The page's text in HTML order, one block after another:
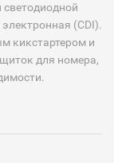
(CDI).
кикстартером и
для номера,